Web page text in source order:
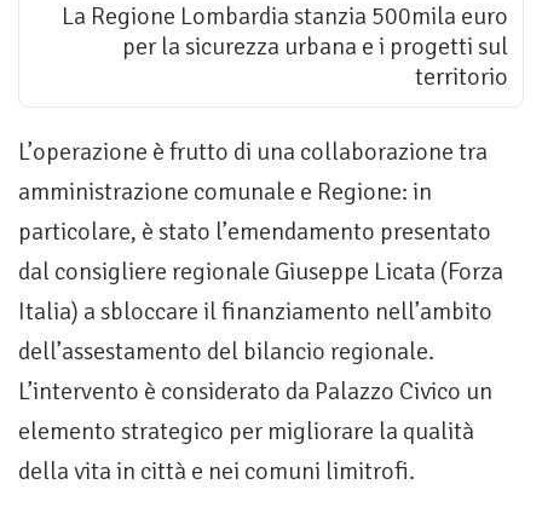
La Regione Lombardia stanzia 500mila euro
per la sicurezza urbana e i progetti sul
territorio
L’operazione è frutto di una collaborazione tra
amministrazione comunale e Regione: in
particolare, è stato l’emendamento presentato
dal consigliere regionale Giuseppe Licata (Forza
Italia) a sbloccare il finanziamento nell’ambito
dell’assestamento del bilancio regionale.
L’intervento è considerato da Palazzo Civico un
elemento strategico per migliorare la qualità
della vita in città e nei comuni limitrofi.